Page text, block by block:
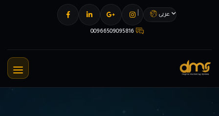
عربى
00966509095816